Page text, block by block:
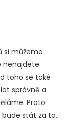
si můžeme
nenajdete.
toho se také
správně a
Proto
stát za to.